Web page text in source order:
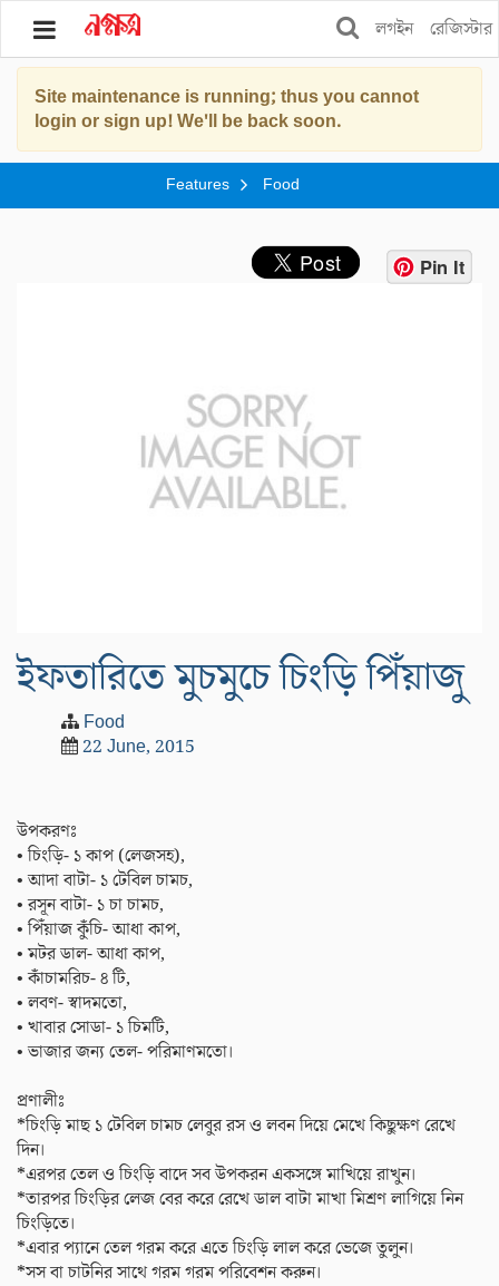
ব্লগ
লগইন রেজিস্টার
Site maintenance is running; thus you cannot
login or sign up! We'll be back soon.
Features Food
Pin It
ইফতারিতে মুচমুচে চিংড়ি পিঁয়াজু
Food
22 June, 2015
উপকরণঃ
• চিংড়ি- ১ কাপ (লেজসহ),
• আদা বাটা- ১ টেবিল চামচ,
• রসূন বাটা- ১ চা চামচ,
• পিঁয়াজ কুঁচি- আধা কাপ,
• মটর ডাল- আধা কাপ,
• কাঁচামরিচ- ৪ টি,
• লবণ- স্বাদমতো,
• খাবার সোডা- ১ চিমটি,
• ভাজার জন্য তেল- পরিমাণমতো।
প্রণালীঃ
*চিংড়ি মাছ ১ টেবিল চামচ লেবুর রস ও লবন দিয়ে মেখে কিছুক্ষণ রেখে
দিন।
*এরপর তেল ও চিংড়ি বাদে সব উপকরন একসঙ্গে মাখিয়ে রাখুন।
*তারপর চিংড়ির লেজ বের করে রেখে ডাল বাটা মাখা মিশ্রণ লাগিয়ে নিন
চিংড়িতে।
*এবার প্যানে তেল গরম করে এতে চিংড়ি লাল করে ভেজে তুলুন।
*সস বা চাটনির সাথে গরম গরম পরিবেশন করুন।